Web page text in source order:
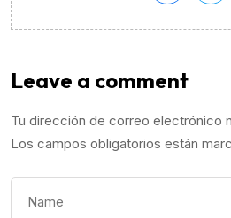
Leave a comment
Tu dirección de correo electrónico
Los campos obligatorios están